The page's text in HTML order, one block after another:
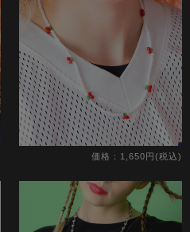
価格：1,650円(税込)